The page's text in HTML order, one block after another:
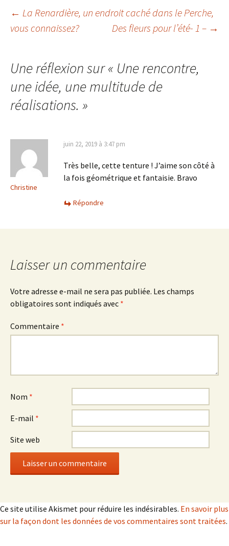
Navigation
articles
← La Renardière, un endroit caché dans le Perche,
vous connaissez?
Des fleurs pour l’été- 1 – →
Une réflexion sur « Une rencontre,
une idée, une multitude de
réalisations. »
Christine
juin 22, 2019 à 3:47 pm
Très belle, cette tenture ! J’aime son côté à
la fois géométrique et fantaisie. Bravo
Répondre
Laisser un commentaire
Votre adresse e-mail ne sera pas publiée. Les champs
obligatoires sont indiqués avec *
Commentaire *
Nom *
E-mail *
Site web
Ce site utilise Akismet pour réduire les indésirables. En savoir plus
sur la façon dont les données de vos commentaires sont traitées.